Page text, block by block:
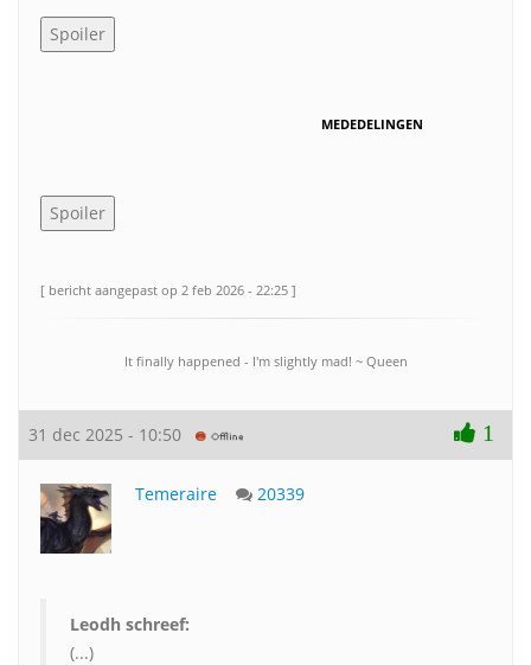
MEDEDELINGEN
[ bericht aangepast op 2 feb 2026 - 22:25 ]
It finally happened - I'm slightly mad! ~ Queen
31 dec 2025 - 10:50 1
Temeraire 20339
Leodh schreef:
(...)